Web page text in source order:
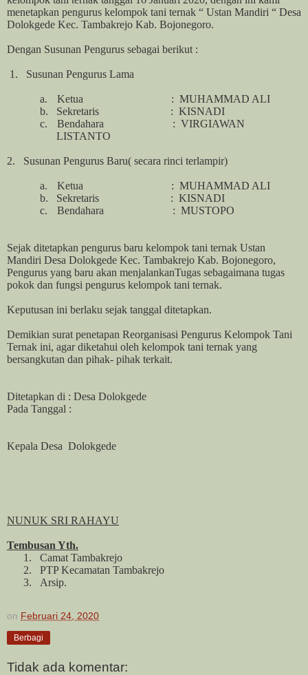
menetapkan pengurus kelompok tani ternak “ Ustan Mandiri “ Desa
Dolokgede Kec. Tambakrejo Kab. Bojonegoro.
Dengan Susunan Pengurus sebagai berikut :
1. Susunan Pengurus Lama
a. Ketua : MUHAMMAD ALI
b.
Sekretaris : KISNADI
c.
Bendahara : VIRGIAWAN
LISTANTO
2. Susunan Pengurus Baru( secara rinci terlampir)
a. Ketua : MUHAMMAD ALI
b.
Sekretaris : KISNADI
c.
Bendahara : MUSTOPO
Sejak ditetapkan pengurus baru kelompok tani ternak Ustan
Mandiri Desa Dolokgede Kec. Tambakrejo Kab. Bojonegoro,
Pengurus yang baru akan menjalankanTugas sebagaimana tugas
pokok dan fungsi pengurus kelompok tani ternak.
Keputusan ini berlaku sejak tanggal ditetapkan.
Demikian surat penetapan Reorganisasi Pengurus Kelompok Tani
Ternak ini, agar diketahui oleh kelompok tani ternak yang
bersangkutan dan pihak- pihak terkait.
Ditetapkan di : Desa Dolokgede
Pada Tanggal :
Kepala Desa Dolokgede
NUNUK SRI RAHAYU
Tembusan Yth.
1.
Camat Tambakrejo
2.
PTP Kecamatan Tambakrejo
3.
Arsip.
on Februari 24, 2020
Berbagi
Tidak ada komentar: